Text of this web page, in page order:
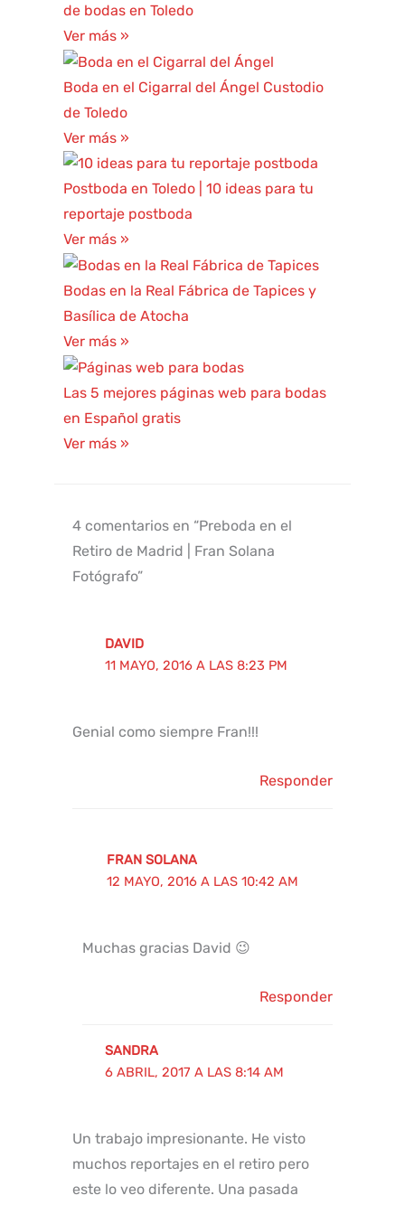
de bodas en Toledo
Ver más »
Boda en el Cigarral del Ángel Custodio
de Toledo
Ver más »
Postboda en Toledo | 10 ideas para tu
reportaje postboda
Ver más »
Bodas en la Real Fábrica de Tapices y
Basílica de Atocha
Ver más »
Las 5 mejores páginas web para bodas
en Español gratis
Ver más »
4 comentarios en “Preboda en el
Retiro de Madrid | Fran Solana
Fotógrafo”
DAVID
11 MAYO, 2016 A LAS 8:23 PM
Genial como siempre Fran!!!
Responder
FRAN SOLANA
12 MAYO, 2016 A LAS 10:42 AM
Muchas gracias David 😉
Responder
SANDRA
6 ABRIL, 2017 A LAS 8:14 AM
Un trabajo impresionante. He visto
muchos reportajes en el retiro pero
este lo veo diferente. Una pasada